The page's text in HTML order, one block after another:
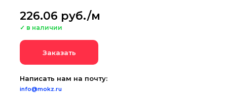
226.06 руб./м
✓ в наличии
Заказать
info@mokz.ru
Написать нам на почту: